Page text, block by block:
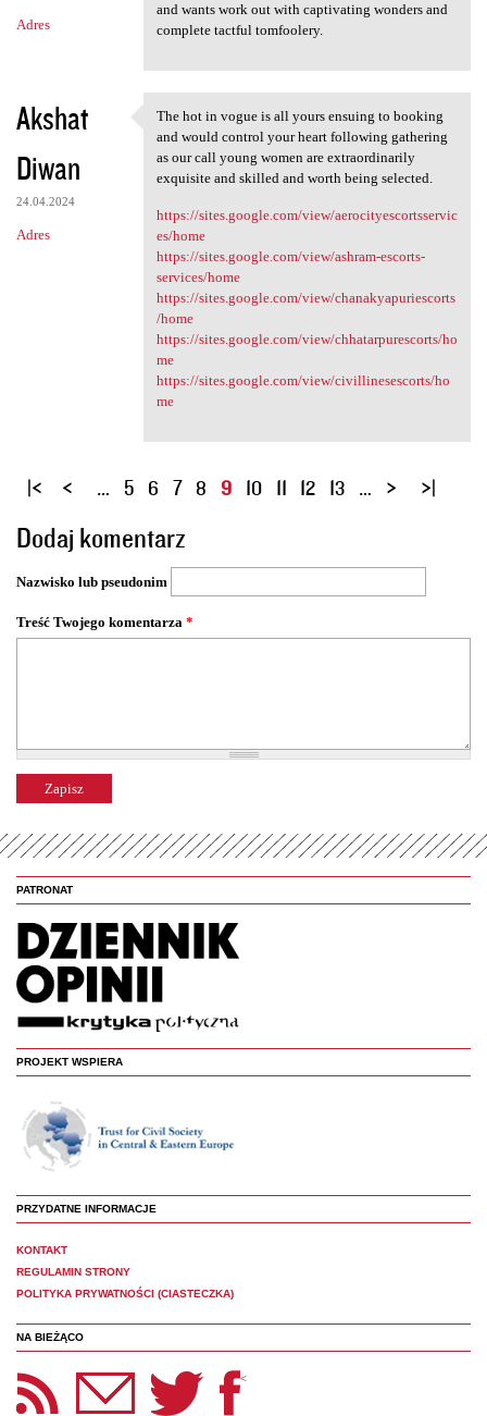
Adres
and wants work out with captivating wonders and
complete tactful tomfoolery.
Akshat
Diwan
24.04.2024
Adres
The hot in vogue is all yours
The hot in vogue is all yours ensuing to booking
and would control your heart following gathering
as our call young women are extraordinarily
exquisite and skilled and worth being selected.
https://sites.google.com/view/aerocityescortsservic
es/home
https://sites.google.com/view/ashram-escorts-
services/home
https://sites.google.com/view/chanakyapuriescorts
/home
https://sites.google.com/view/chhatarpurescorts/ho
me
https://sites.google.com/view/civillinesescorts/ho
me
S
r
o
n
y
… 5 6 7 8 9 10 11 12 13 …
Dodaj komentarz
Nazwisko lub pseudonim
Treść Twojego komentarza *
PATRONAT
PROJEKT WSPIERA
PRZYDATNE INFORMACJE
KONTAKT
REGULAMIN STRONY
POLITYKA PRYWATNOŚCI (CIASTECZKA)
NA BIEŻĄCO
Panoptyka Facebook <